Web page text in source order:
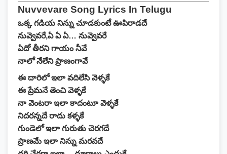
Nuvvevare Song Lyrics In Telugu
ఒక్క గడియ నిన్ను చూడకుంటే ఊపిరాడదే
నువ్వెవరే,ఏ ఏ ఏ… నువ్వెవరే
ఏదో తీరని గాయం నీవే
నాలో నేలేని ప్రాణంగావే
ఈ దారిలో ఇలా వదిలేసి వెళ్ళకే
ఈ ప్రేమనే తెంచి వెళ్ళకే
నా వెంటరా ఇలా కాదంటూ వెళ్ళకే
నిదరన్నదే రాదు కళ్ళకే
గుండెలో ఇలా గురుతు చెరగదే
ప్రాణమే ఇలా నిన్ను మరవదే